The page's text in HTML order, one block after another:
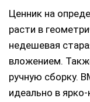
Ценник на
расти в
недешевая
вложением.
ручную сборку.
идеально в